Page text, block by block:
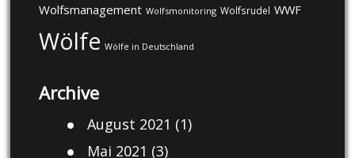
Wolfsmanagement Wolfsmonitoring Wolfsrudel WWF
Wölfe Wölfe in Deutschland
Archive
August 2021 (1)
Mai 2021 (3)